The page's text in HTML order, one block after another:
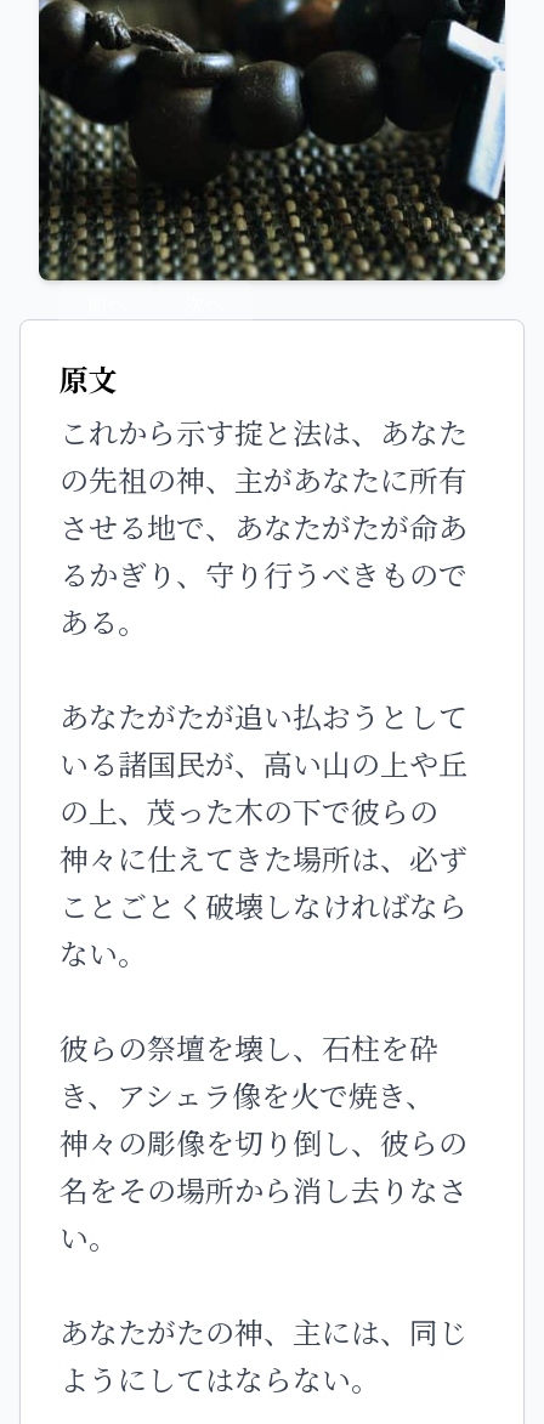
原文
これから示す掟と法は、あなた
の先祖の神、主があなたに所有
させる地で、あなたがたが命あ
るかぎり、守り行うべきもので
ある。
あなたがたが追い払おうとして
いる諸国民が、高い山の上や丘
の上、茂った木の下で彼らの
神々に仕えてきた場所は、必ず
ことごとく破壊しなければなら
ない。
彼らの祭壇を壊し、石柱を砕
き、アシェラ像を火で焼き、
神々の彫像を切り倒し、彼らの
名をその場所から消し去りなさ
い。
あなたがたの神、主には、同じ
ようにしてはならない。